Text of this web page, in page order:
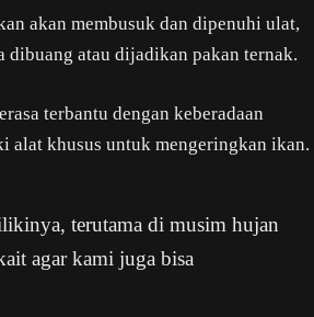
akan membusuk dan dipenuhi ulat,
atau dijadikan pakan ternak.
terbantu dengan keberadaan
alat khusus untuk mengeringkan ikan.
terutama di musim hujan
agar kami juga bisa